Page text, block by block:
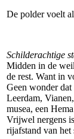
De polder voelt
Schilderachtige
Midden in de
de rest. Want in
Geen wonder
Leerdam,
musea, een
Vrijwel nergens
rijafstand van het